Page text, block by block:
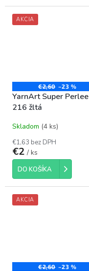
AKCIA
€2,60 –23 %
YarnArt Super Perlee
216 žltá
Skladom (4 ks)
€1,63 bez DPH
€2 / ks
DO KOŠÍKA
AKCIA
€2,60 –23 %